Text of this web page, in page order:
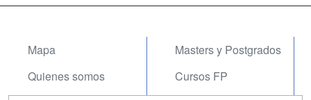
Mapa
Quienes somos
Masters y Postgrados
Cursos FP